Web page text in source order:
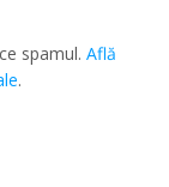
spamul.Află
.